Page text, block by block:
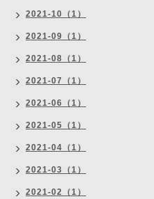
2021-10（1）
2021-09（1）
2021-08（1）
2021-07（1）
2021-06（1）
2021-05（1）
2021-04（1）
2021-03（1）
2021-02（1）